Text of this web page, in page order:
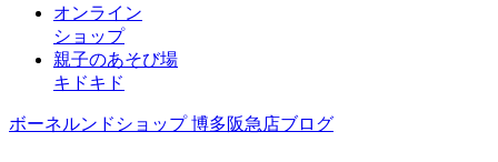
オンライン
ショップ
親子のあそび場
キドキド
ボーネルンドショップ 博多阪急店ブログ